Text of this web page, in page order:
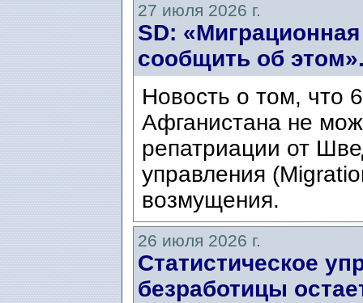
27 июля 2026 г.
SD:
сообщить об
Новость о том, что
Афганистана не
репатриации от
управления
возмущения.
26 июля 2026 г.
Статистическое
безработицы